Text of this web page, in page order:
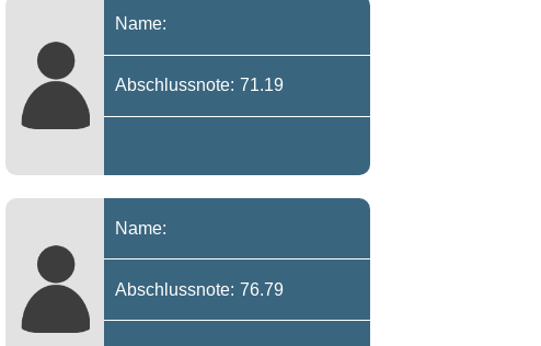
Name:
Abschlussnote: 71.19
Name:
Abschlussnote: 76.79